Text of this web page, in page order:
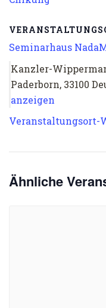
Seminarhaus
Kanzler-
Paderborn, 33100
anzeigen
Veranstaltungsort-
Ähnliche